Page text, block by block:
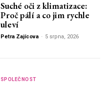
Suché oči z klimatizace:
Proč pálí a co jim rychle
uleví
Petra Zajícova - 5 srpna, 2026
SPOLEČNOST